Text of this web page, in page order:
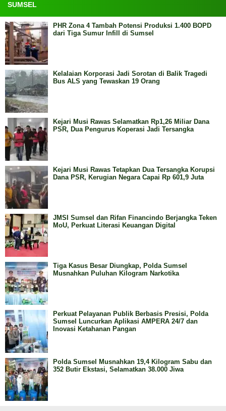
SUMSEL
PHR Zona 4 Tambah Potensi Produksi 1.400 BOPD
dari Tiga Sumur Infill di Sumsel
Kelalaian Korporasi Jadi Sorotan di Balik Tragedi
Bus ALS yang Tewaskan 19 Orang
Kejari Musi Rawas Selamatkan Rp1,26 Miliar Dana
PSR, Dua Pengurus Koperasi Jadi Tersangka
Kejari Musi Rawas Tetapkan Dua Tersangka Korupsi
Dana PSR, Kerugian Negara Capai Rp 601,9 Juta
JMSI Sumsel dan Rifan Financindo Berjangka Teken
MoU, Perkuat Literasi Keuangan Digital
Tiga Kasus Besar Diungkap, Polda Sumsel
Musnahkan Puluhan Kilogram Narkotika
Perkuat Pelayanan Publik Berbasis Presisi, Polda
Sumsel Luncurkan Aplikasi AMPERA 24/7 dan
Inovasi Ketahanan Pangan
Polda Sumsel Musnahkan 19,4 Kilogram Sabu dan
352 Butir Ekstasi, Selamatkan 38.000 Jiwa